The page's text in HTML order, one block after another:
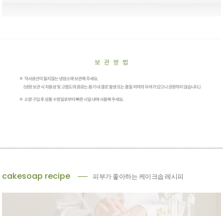
cakesoap recipe 피부가 좋아하는 케이크솝 레시피